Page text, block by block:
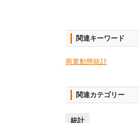
関連キーワード
商業動態統計
関連カテゴリー
統計